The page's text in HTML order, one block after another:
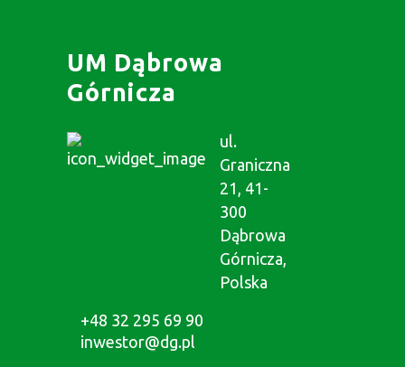
UM Dąbrowa
Górnicza
ul.
Graniczna
21, 41-
300
Dąbrowa
Górnicza,
Polska
+48 32 295 69 90
inwestor@dg.pl